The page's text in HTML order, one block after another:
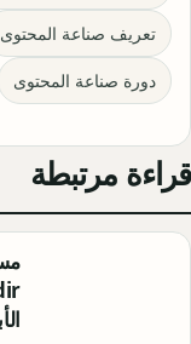
تعريف صناعة المحتوى
دورة صناعة المحتوى
قراءة مرتبطة